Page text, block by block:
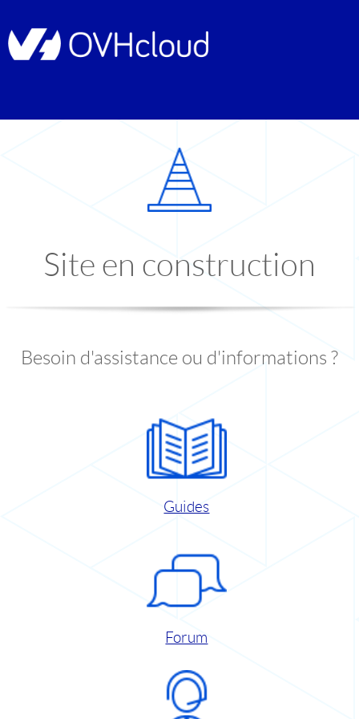
Site en construction
Besoin d'assistance ou d'informations ?
Guides
Forum